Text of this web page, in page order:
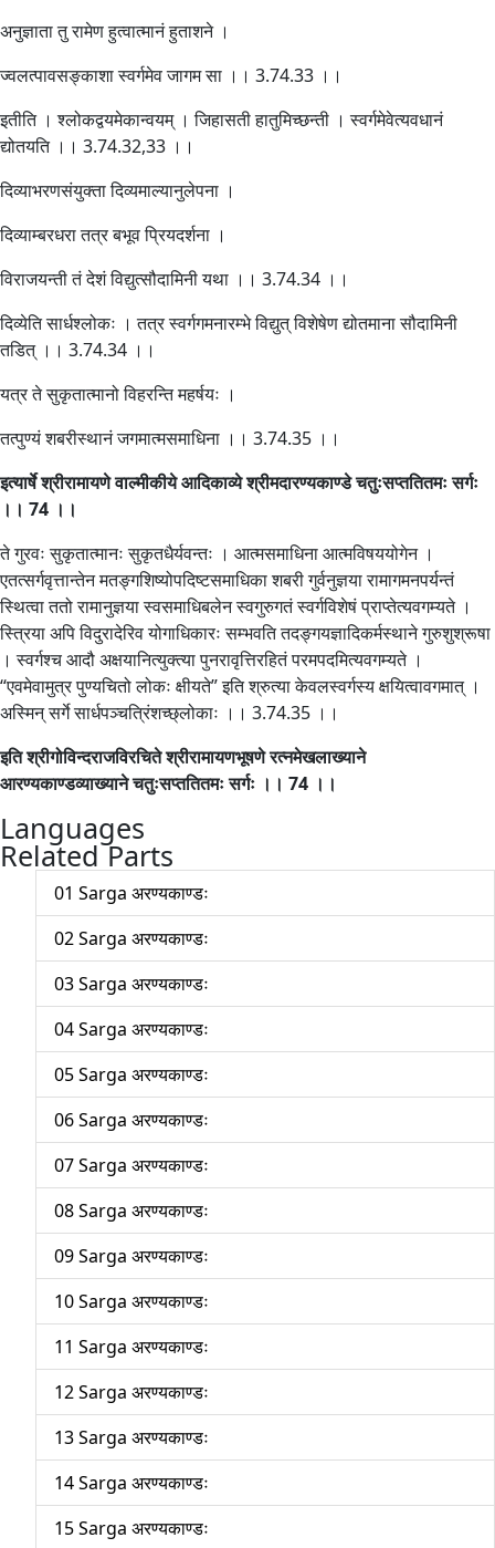
अनुज्ञाता तु रामेण हुत्वात्मानं हुताशने ।
ज्वलत्पावसङ्काशा स्वर्गमेव जागम सा ।। 3.74.33 ।।
इतीति । श्लोकद्वयमेकान्वयम् । जिहासती हातुमिच्छन्ती । स्वर्गमेवेत्यवधानं
द्योतयति ।। 3.74.32,33 ।।
दिव्याभरणसंयुक्ता दिव्यमाल्यानुलेपना ।
दिव्याम्बरधरा तत्र बभूव प्रियदर्शना ।
विराजयन्ती तं देशं विद्युत्सौदामिनी यथा ।। 3.74.34 ।।
दिव्येति सार्धश्लोकः । तत्र स्वर्गगमनारम्भे विद्युत् विशेषेण द्योतमाना सौदामिनी
तडित् ।। 3.74.34 ।।
यत्र ते सुकृतात्मानो विहरन्ति महर्षयः ।
तत्पुण्यं शबरीस्थानं जगमात्मसमाधिना ।। 3.74.35 ।।
इत्यार्षे श्रीरामायणे वाल्मीकीये आदिकाव्ये श्रीमदारण्यकाण्डे चतुःसप्ततितमः सर्गः
।। 74 ।।
ते गुरवः सुकृतात्मानः सुकृतधैर्यवन्तः । आत्मसमाधिना आत्मविषययोगेन ।
एतत्सर्गवृत्तान्तेन मतङ्गशिष्योपदिष्टसमाधिका शबरी गुर्वनुज्ञया रामागमनपर्यन्तं
स्थित्वा ततो रामानुज्ञया स्वसमाधिबलेन स्वगुरुगतं स्वर्गविशेषं प्राप्तेत्यवगम्यते ।
स्त्रिया अपि विदुरादेरिव योगाधिकारः सम्भवति तदङ्गयज्ञादिकर्मस्थाने गुरुशुश्रूषा
। स्वर्गश्च आदौ अक्षयानित्युक्त्या पुनरावृत्तिरहितं परमपदमित्यवगम्यते ।
“एवमेवामुत्र पुण्यचितो लोकः क्षीयते” इति श्रुत्या केवलस्वर्गस्य क्षयित्वावगमात् ।
अस्मिन् सर्गे सार्धपञ्चत्रिंशच्छ्लोकाः ।। 3.74.35 ।।
इति श्रीगोविन्दराजविरचिते श्रीरामायणभूषणे रत्नमेखलाख्याने
आरण्यकाण्डव्याख्याने चतुःसप्ततितमः सर्गः ।। 74 ।।
Languages
Related Parts
01 Sarga अरण्यकाण्डः
02 Sarga अरण्यकाण्डः
03 Sarga अरण्यकाण्डः
04 Sarga अरण्यकाण्डः
05 Sarga अरण्यकाण्डः
06 Sarga अरण्यकाण्डः
07 Sarga अरण्यकाण्डः
08 Sarga अरण्यकाण्डः
09 Sarga अरण्यकाण्डः
10 Sarga अरण्यकाण्डः
11 Sarga अरण्यकाण्डः
12 Sarga अरण्यकाण्डः
13 Sarga अरण्यकाण्डः
14 Sarga अरण्यकाण्डः
15 Sarga अरण्यकाण्डः